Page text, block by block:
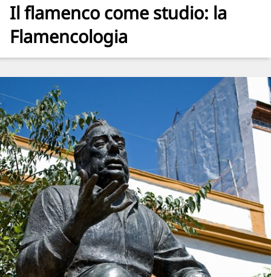
Il flamenco come studio: la
Flamencologia